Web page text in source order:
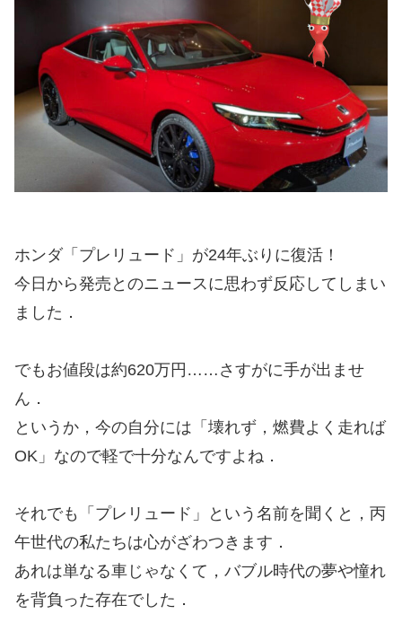
ホンダ「プレリュード」が24年ぶりに復活！
今日から発売とのニュースに思わず反応してしまい
ました．
でもお値段は約620万円……さすがに手が出ませ
ん．
というか，今の自分には「壊れず，燃費よく走れば
OK」なので軽で十分なんですよね．
それでも「プレリュード」という名前を聞くと，丙
午世代の私たちは心がざわつきます．
あれは単なる車じゃなくて，バブル時代の夢や憧れ
を背負った存在でした．